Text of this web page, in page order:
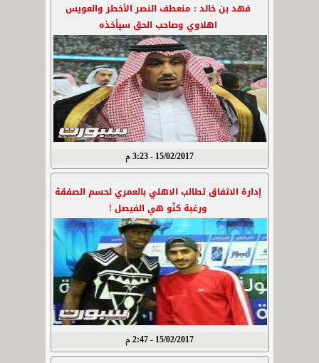
فهد بن خالد : منعطف النصر الأخطر والعويس
اهلاوي وصاحب الحق سيأخذه
15/02/2017 - 3:23 م
إدارة الاتفاق تطالب الاهلي بالعمري لحسم الصفقة
ورغبة كنّو هي الفيصل !
15/02/2017 - 2:47 م